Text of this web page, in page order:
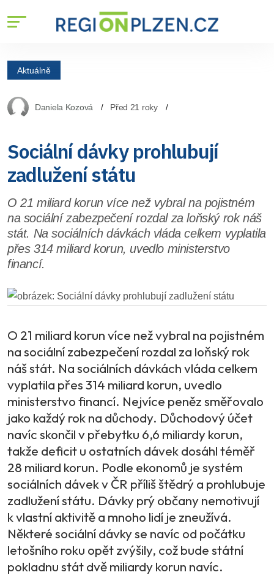
Aktuálně
Daniela Kozová Před 21 roky
Sociální dávky prohlubují
zadlužení státu
O 21 miliard korun více než vybral na pojistném
na sociální zabezpečení rozdal za loňský rok náš
stát. Na sociálních dávkách vláda celkem vyplatila
přes 314 miliard korun, uvedlo ministerstvo
financí.
O 21 miliard korun více než vybral na pojistném
na sociální zabezpečení rozdal za loňský rok
náš stát. Na sociálních dávkách vláda celkem
vyplatila přes 314 miliard korun, uvedlo
ministerstvo financí. Nejvíce peněz směřovalo
jako každý rok na důchody. Důchodový účet
navíc skončil v přebytku 6,6 miliardy korun,
takže deficit u ostatních dávek dosáhl téměř
28 miliard korun. Podle ekonomů je systém
sociálních dávek v ČR příliš štědrý a prohlubuje
zadlužení státu. Dávky prý občany nemotivují
k vlastní aktivitě a mnoho lidí je zneužívá.
Některé sociální dávky se navíc od počátku
letošního roku opět zvýšily, což bude státní
pokladnu stát dvě miliardy korun navíc.